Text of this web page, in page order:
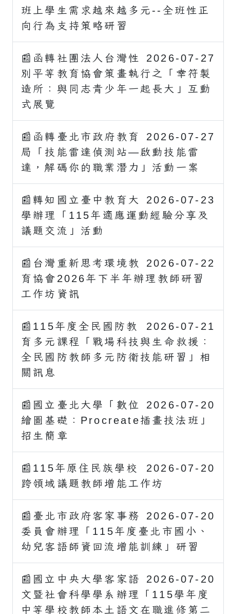
班上學生需求越來越多元--全班性正
向行為支持策略研習
2026-07-27
📰函轉社團法人台灣性
別平等教育協會策畫執行之「幸符製
造所：與同志青少年一起長大」互動
式展覽
2026-07-27
📰函轉臺北市政府教育
局「技能雷達偵測站—啟動技能雷
達，解碼你的職業潛力」活動一案
2026-07-23
📰轉知國立臺中教育大
學辦理「115年適應運動經驗分享及
議題交流」活動
2026-07-22
📰台灣重新思考環境教
育協會2026年下半年辦理教師研習
工作坊資訊
2026-07-21
📰115年度全民國防教
育多元課程「戰場科技與生命救援：
全民國防教師多元防衛技能研習」相
關訊息
2026-07-20
📰國立臺北大學「數位
繪圖基礎：Procreate插畫技法班」
招生簡章
2026-07-20
📰115年原住民族學校
跨領域議題教師增能工作坊
2026-07-20
📰臺北市政府客家事務
委員會辦理「115年度臺北市國小、
幼兒客語師資回流增能訓練」研習
2026-07-20
📰國立中央大學客家語
文暨社會科學學系辦理「115學年度
中等學校教師本土語文在職進修第二